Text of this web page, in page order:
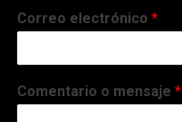
Correo electrónico*
Comentario o mensaje*